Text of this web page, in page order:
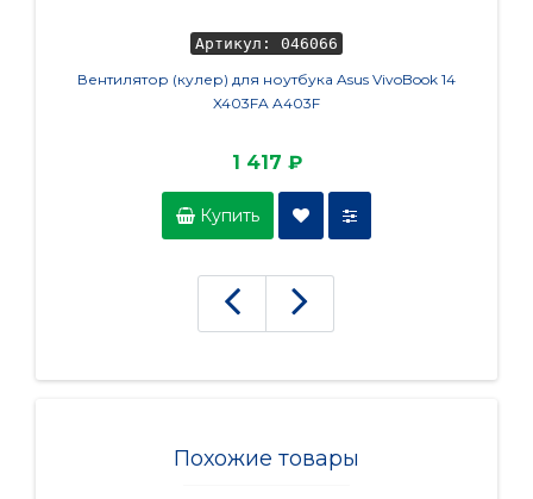
Артикул: 046066
Вентилятор (кулер) для ноутбука Asus VivoBook 14
X403FA A403F
1 417 ₽
Купить
Похожие товары